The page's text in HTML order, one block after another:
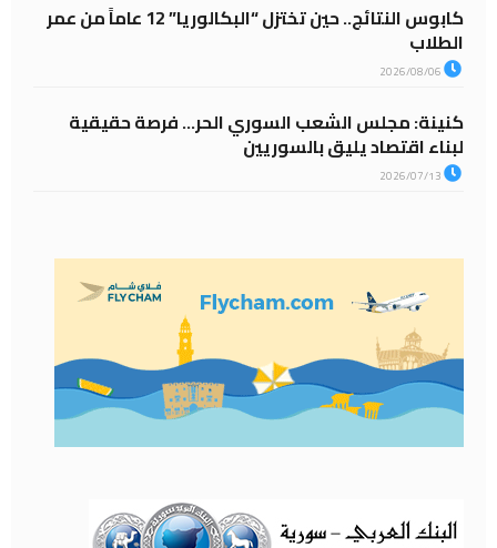
كابوس النتائج.. حين تختزل “البكالوريا” 12 عاماً من عمر
الطلاب
كنينة: مجلس الشعب السوري الحر… فرصة حقيقية
لبناء اقتصاد يليق بالسوريين